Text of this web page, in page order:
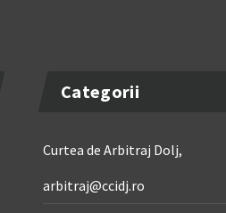
Categorii
Curtea de Arbitraj Dolj,
arbitraj@ccidj.ro